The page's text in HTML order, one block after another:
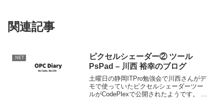
関連記事
.NET
ピクセルシェーダー② ツール
PsPad – 川西 裕幸のブログ
土曜日の静岡ITPro勉強会で川西さんがデ
モで使っていたピクセルシェーダーツー
ルがCodePlexで公開されたようです。 ピ